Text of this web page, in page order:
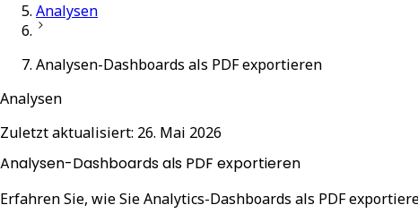
Analysen
Analysen-Dashboards als PDF exportieren
Analysen
Zuletzt aktualisiert: 26. Mai 2026
Analysen-Dashboards als PDF exportieren
Erfahren Sie, wie Sie Analytics-Dashboards als PDF